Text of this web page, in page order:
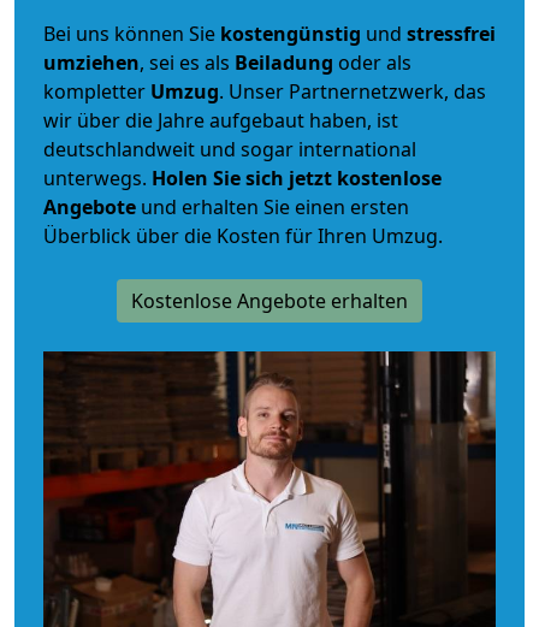
Bei uns können Sie kostengünstig und stressfrei
umziehen, sei es als Beiladung oder als
kompletter Umzug. Unser Partnernetzwerk, das
wir über die Jahre aufgebaut haben, ist
deutschlandweit und sogar international
unterwegs. Holen Sie sich jetzt kostenlose
Angebote und erhalten Sie einen ersten
Überblick über die Kosten für Ihren Umzug.
Kostenlose Angebote erhalten